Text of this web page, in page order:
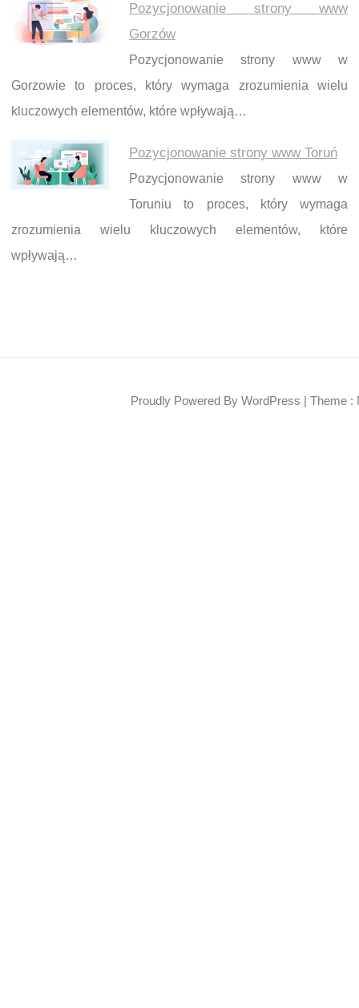
Pozycjonowanie strony www
Gorzów
Pozycjonowanie strony www w
Gorzowie to proces, który wymaga zrozumienia wielu
kluczowych elementów, które wpływają…
Pozycjonowanie strony www Toruń
Pozycjonowanie strony www w
Toruniu to proces, który wymaga
zrozumienia wielu kluczowych elementów, które
wpływają…
Proudly Powered By WordPress | Theme :